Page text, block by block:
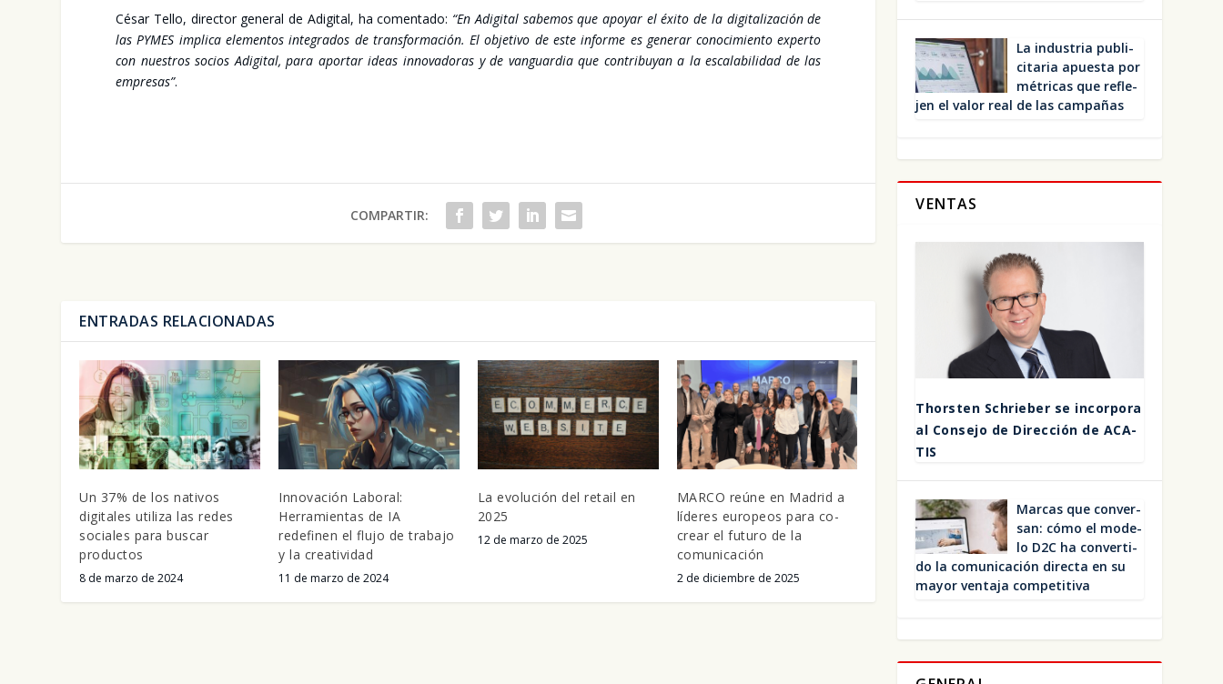
César Tello, direc­tor gene­ral de Adi­gi­tal, ha comen­ta­do: “En Adi­gi­tal sabe­mos que apo­yar el éxi­to de la digi­ta­li­za­ción de
las PYMES impli­ca ele­men­tos inte­gra­dos de trans­for­ma­ción. El obje­ti­vo de este infor­me es gene­rar cono­ci­mien­to exper­to
con nues­tros socios Adi­gi­tal, para apor­tar ideas inno­va­do­ras y de van­guar­dia que con­tri­bu­yan a la esca­la­bi­li­dad de las
empre­sas”.
COMPARTIR:
ENTRADAS RELACIONADAS
Un 37% de los nativos
digitales utiliza las redes
sociales para buscar
productos
8 de marzo de 2024
Innovación Laboral:
Herramientas de IA
redefinen el flujo de trabajo
y la creatividad
11 de marzo de 2024
La evolución del retail en
2025
12 de marzo de 2025
MARCO reúne en Madrid a
líderes europeos para co-
crear el futuro de la
comunicación
2 de diciembre de 2025
La indus­tria publi­
ci­ta­ria apues­ta por
métri­cas que refle­
jen el valor real de las cam­pa­ñas
VENTAS
Thors­ten Schrie­ber se incor­po­ra
al Con­se­jo de Direc­ción de ACA­
TIS
Mar­cas que con­ver­
san: cómo el mode­
lo D2C ha con­ver­ti­
do la comu­ni­ca­ción direc­ta en su
mayor ven­ta­ja com­pe­ti­ti­va